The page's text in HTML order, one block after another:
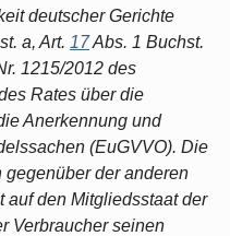
deutscher Gerichte
a, Art. 17Abs. 1 Buchst.
1215/2012 des
Rates über die
Anerkennung und
(EuGVVO). Die
der anderen
auf den Mitgliedsstaat der
Verbraucher seinen